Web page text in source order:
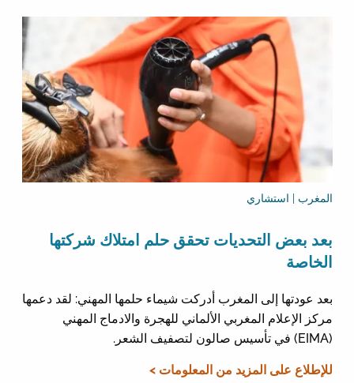
المغرب | استشاري
بعد بعض التحديات تحقق حلم امتلاك شركتها
الخاصة
بعد عودتها إلى المغرب أدركت شيماء حلمها المهني: لقد دعمها
مركز الإعلام المغربي الألماني للهجرة والادماج المهني
(EIMA) في تأسيس صالون لتصفيف الشعر.
للإطلاع على المزيد من المعلومات >